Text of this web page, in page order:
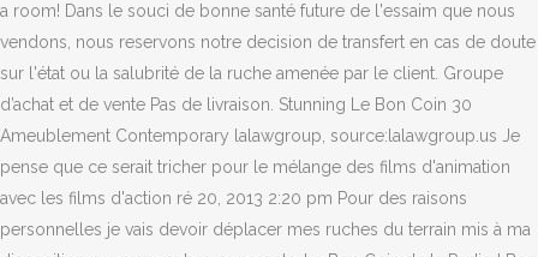
a room! Dans le souci de bonne santé future de l'essaim que nous
vendons, nous reservons notre decision de transfert en cas de doute
sur l'état ou la salubrité de la ruche amenée par le client. Groupe
d’achat et de vente Pas de livraison. Stunning Le Bon Coin 30
Ameublement Contemporary lalawgroup, source:lalawgroup.us Je
pense que ce serait tricher pour le mélange des films d'animation
avec les films d'action ré 20, 2013 2:20 pm Pour des raisons
personnelles je vais devoir déplacer mes ruches du terrain mis à ma